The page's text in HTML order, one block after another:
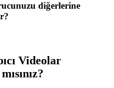
diğerlerine
Videolar